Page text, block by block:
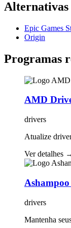
Alternativas
Epic Games
Origin
Programas
AMD
drivers
Atualize
Ver detalhes
drivers
Mantenha